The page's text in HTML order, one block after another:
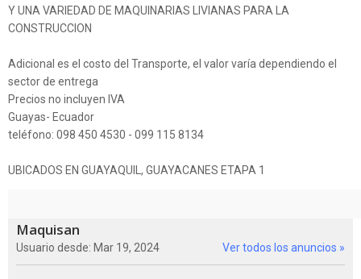
Y UNA VARIEDAD DE MAQUINARIAS LIVIANAS PARA LA
CONSTRUCCION
Adicional es el costo del Transporte, el valor varía dependiendo el
sector de entrega
‌Precios no incluyen IVA
‌Guayas- Ecuador
teléfono: 098 450 4530 - 099 115 8134
UBICADOS EN GUAYAQUIL, GUAYACANES ETAPA 1
Maquisan
Usuario desde: Mar 19, 2024 Ver todos los anuncios »